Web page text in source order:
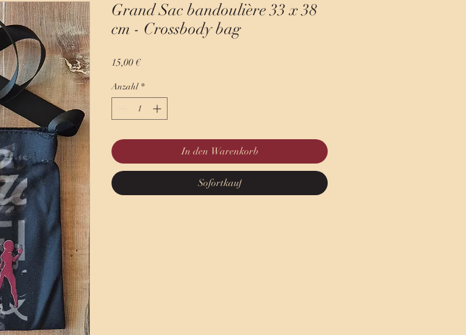
Grand Sac bandoulière 33 x 38
cm - Crossbody bag
15,00 €Preis
Anzahl *
In den Warenkorb
Sofortkauf